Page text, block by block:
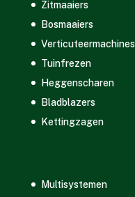
Zitmaaiers
Bosmaaiers
Verticuteermachines
Tuinfrezen
Heggenscharen
Bladblazers
Kettingzagen
Multisystemen